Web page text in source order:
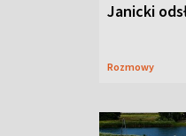
Janicki
Rozmowy